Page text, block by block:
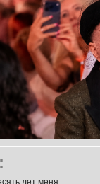
лет меня